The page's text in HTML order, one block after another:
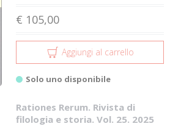
€ 105,00
Aggiungi al carrello
Solo uno disponibile
Rationes Rerum. Rivista di
filologia e storia. Vol. 25. 2025